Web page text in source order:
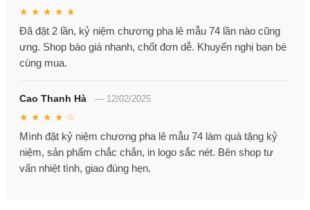
★ ★ ★ ★ ★
Đã đặt 2 lần, kỷ niệm chương pha lê mẫu 74 lần nào cũng
ưng. Shop báo giá nhanh, chốt đơn dễ. Khuyến nghị bạn bè
cùng mua.
Cao Thanh Hà — 12/02/2025
★ ★ ★ ★ ☆
Mình đặt kỷ niệm chương pha lê mẫu 74 làm quà tặng kỷ
niệm, sản phẩm chắc chắn, in logo sắc nét. Bên shop tư
vấn nhiệt tình, giao đúng hẹn.